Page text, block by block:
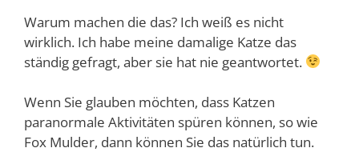
Warum machen die das? Ich weiß es nicht
wirklich. Ich habe meine damalige Katze das
ständig gefragt, aber sie hat nie geantwortet.
Wenn Sie glauben möchten, dass Katzen
paranormale Aktivitäten spüren können, so wie
Fox Mulder, dann können Sie das natürlich tun.